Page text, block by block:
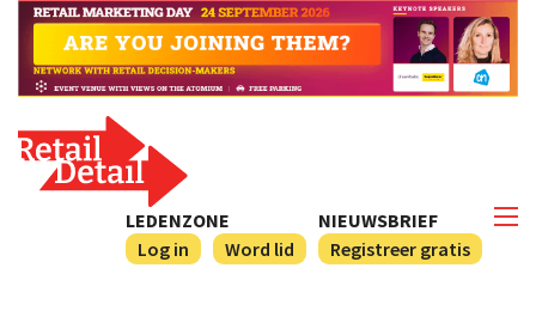
NIEUWSBRIEF
Registreer gratis
LEDENZONE
Log in
Word lid